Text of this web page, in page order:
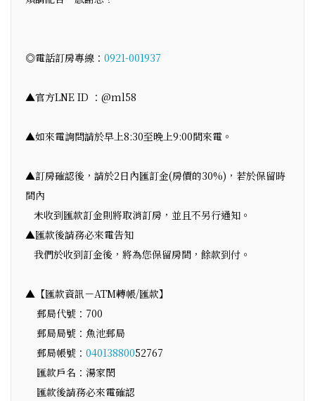
◎電話訂房專線： 0921-001937
▲官方LNE ID ：@ml58
▲如來電詢問請於早上8:30至晚上9:00間來電。
▲訂房確認後，請於2日內匯訂金(房價的30%)，若於保留時
間內
未收到匯款訂金則將取消訂房，並且不另行通知。
▲匯款後請務必來電告知
我們於收到訂金後，將為您保留房間，餘款到付。
▲【匯款資訊－ATM轉帳/匯款】
郵局代號：700
郵局局號：魚池郵局
郵局帳號： 04013880052767
匯款戶名：湯家閎
匯款後請務必來電確認